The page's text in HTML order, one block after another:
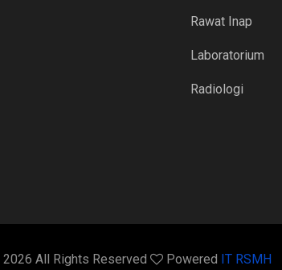
Rawat Inap
Laboratorium
Radiologi
2026 All Rights Reserved Powered IT RSMH